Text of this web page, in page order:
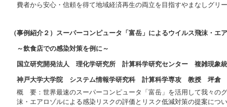
費者から安心・信頼を得て地域経済再生の両立を目指すやまなしグリ
（事例紹介２）スーパーコンピュータ「富岳」によるウイルス飛沫・エ
～飲食店での感染対策を例に～
国立研究開発法人 理化学研究所 計算科学研究センター 複雑現象
神戸大学大学院 システム情報学研究科 計算科学専攻 教授 坪
概 要：世界最速のスーパーコンピュータ「富岳」を活用して我々の
沫・エアロゾルによる感染リスクの評価とリスク低減対策の提案につ